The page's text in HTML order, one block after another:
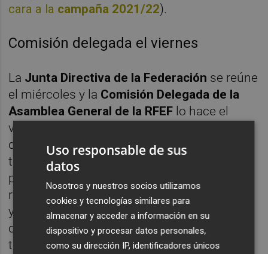
cara a la campaña 2021/22).
Comisión delegada el viernes
La Junta Directiva de la Federación se reúne
el miércoles y la Comisión Delegada de la
Asamblea General de la RFEF lo hace el
viernes. Es ese segundo órgano federativo
que integran Rubiales, cuatro barones
territoriales, dos clubes del fútbol
profesional y otros dos del aficionado y
representantes de futbolistas, entrenadores
y árbitros, el competente para tomar una
decisión respecto a la finalización de la
temporada (modificar el reglamento y las
Uso responsable de sus
datos
Nosotros y nuestros socios utilizamos
cookies y tecnologías similares para
almacenar y acceder a información en su
dispositivo y procesar datos personales,
como su dirección IP, identificadores únicos